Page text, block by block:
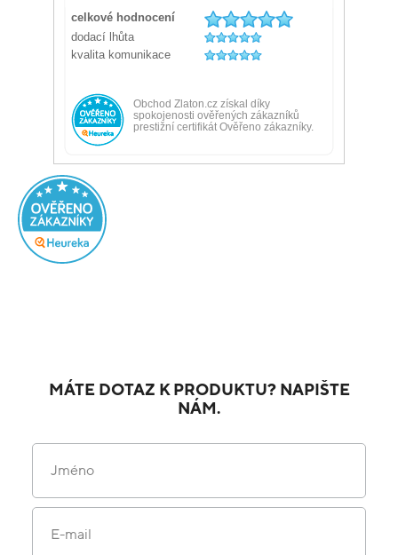
MÁTE DOTAZ K PRODUKTU? NAPIŠTE
NÁM.
Jméno
E-mail